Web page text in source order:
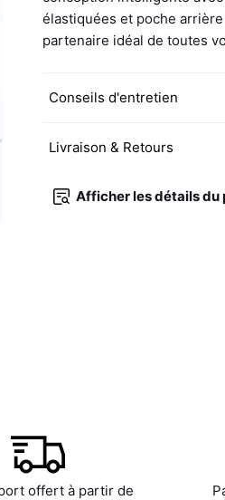
-
Gris
Orange
élastiquées et poche
partenaire idéal de toutes
Conseils d'entretien
Livraison & Retours
Afficher les détails du
offert à partir de